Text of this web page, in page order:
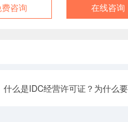
咨询 在线咨询
什么是IDC经营许可证？为什么